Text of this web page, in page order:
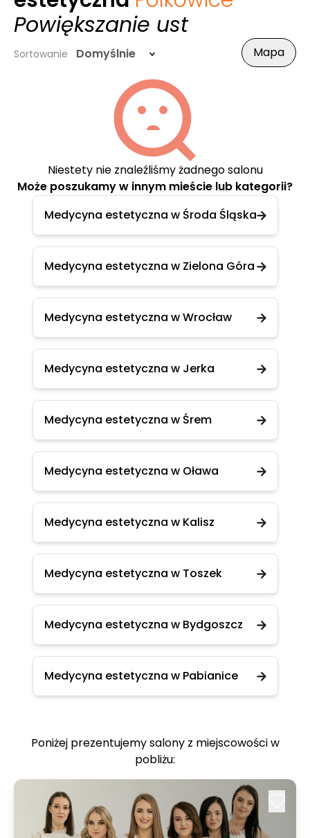
Powiększanie ust
Sortowanie Domyślnie Mapa
Niestety nie znaleźliśmy żadnego salonu
Może poszukamy w innym mieście lub kategorii?
Medycyna estetyczna w Środa Śląska
Medycyna estetyczna w Zielona Góra
Medycyna estetyczna w Wrocław
Medycyna estetyczna w Jerka
Medycyna estetyczna w Śrem
Medycyna estetyczna w Oława
Medycyna estetyczna w Kalisz
Medycyna estetyczna w Toszek
Medycyna estetyczna w Bydgoszcz
Medycyna estetyczna w Pabianice
Poniżej prezentujemy salony z miejscowości w
pobliżu: